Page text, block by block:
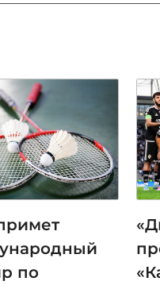
по